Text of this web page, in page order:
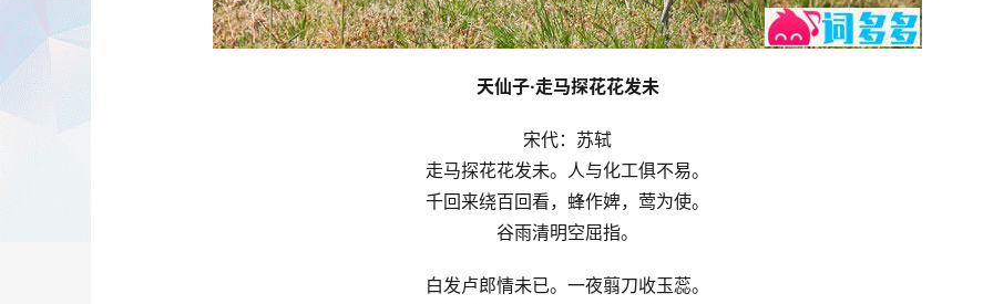
天仙子·走马探花花发未
宋代：苏轼
走马探花花发未。人与化工俱不易。
千回来绕百回看，蜂作婢，莺为使。
谷雨清明空屈指。
白发卢郎情未已。一夜翦刀收玉蕊。